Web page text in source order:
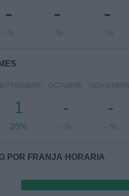
-
- %
-
- %
-
- %
1
20%
OCTUBRE
-
- %
NOVIEMBRE
-
- %
POR FRANJA HORARIA